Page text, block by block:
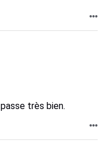
très bien.